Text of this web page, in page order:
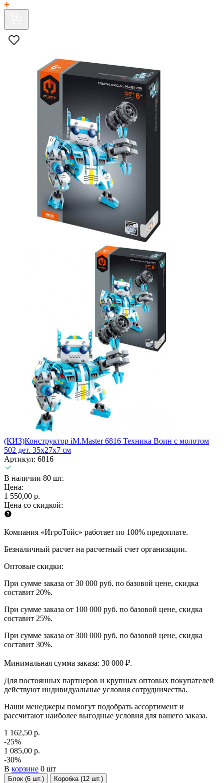
(КИЗ)Конструктор iM.Master 6816 Техника Воин с молотом
502 дет. 35х27х7 см
Артикул: 6816
В наличии 80 шт.
Цена:
1 550,00 р.
Цена со скидкой:
Компания «ИгроТойс» работает по 100% предоплате.
Безналичный расчет на расчетный счет организации.
Оптовые скидки:
При сумме заказа от 30 000 руб. по базовой цене, скидка
составит 20%.
При сумме заказа от 100 000 руб. по базовой цене, скидка
составит 25%.
При сумме заказа от 300 000 руб. по базовой цене, скидка
составит 30%.
Минимальная сумма заказа: 30 000 ₽.
Для постоянных партнеров и крупных оптовых покупателей
действуют индивидуальные условия сотрудничества.
Наши менеджеры помогут подобрать ассортимент и
рассчитают наиболее выгодные условия для вашего заказа.
1 162,50 р.
-25%
1 085,00 р.
-30%
В корзине 0 шт
Блок (6 шт.) Коробка (12 шт.)